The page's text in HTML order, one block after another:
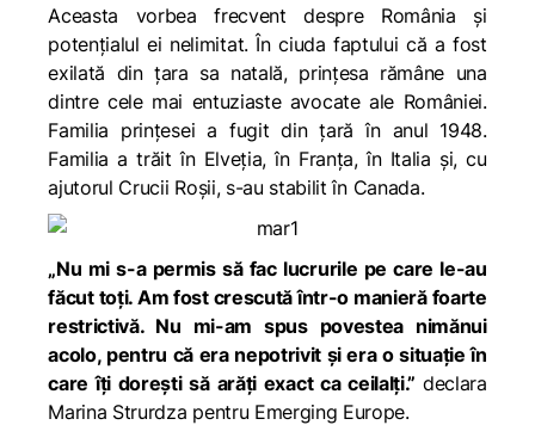
Aceasta vorbea frecvent despre România și
potențialul ei nelimitat. În ciuda faptului că a fost
exilată din țara sa natală, prințesa rămâne una
dintre cele mai entuziaste avocate ale României.
Familia prințesei a fugit din țară în anul 1948.
Familia a trăit în Elveția, în Franța, în Italia și, cu
ajutorul Crucii Roșii, s-au stabilit în Canada.
„Nu mi s-a permis să fac lucrurile pe care le-au
făcut toți. Am fost crescută într-o manieră foarte
restrictivă. Nu mi-am spus povestea nimănui
acolo, pentru că era nepotrivit și era o situație în
care îți dorești să arăți exact ca ceilalți.” declara
Marina Strurdza pentru Emerging Europe.